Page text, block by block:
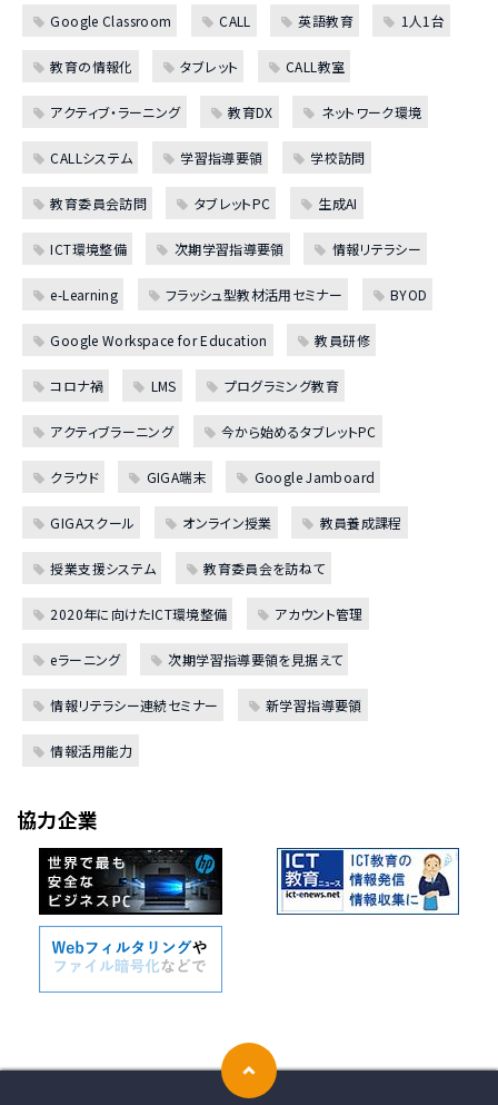
Google Classroom CALL 英語教育 1人1台
教育の情報化 タブレット CALL教室
アクティブ・ラーニング 教育DX ネットワーク環境
CALLシステム 学習指導要領 学校訪問
教育委員会訪問 タブレットPC 生成AI
ICT環境整備 次期学習指導要領 情報リテラシー
e-Learning フラッシュ型教材活用セミナー BYOD
Google Workspace for Education 教員研修
コロナ禍 LMS プログラミング教育
アクティブラーニング 今から始めるタブレットPC
クラウド GIGA端末 Google Jamboard
GIGAスクール オンライン授業 教員養成課程
授業支援システム 教育委員会を訪ねて
2020年に向けたICT環境整備 アカウント管理
eラーニング 次期学習指導要領を見据えて
情報リテラシー連続セミナー 新学習指導要領
情報活用能力
協力企業